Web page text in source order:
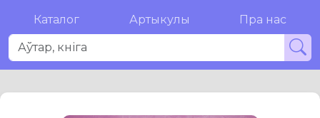
Каталог Артыкулы Пра нас